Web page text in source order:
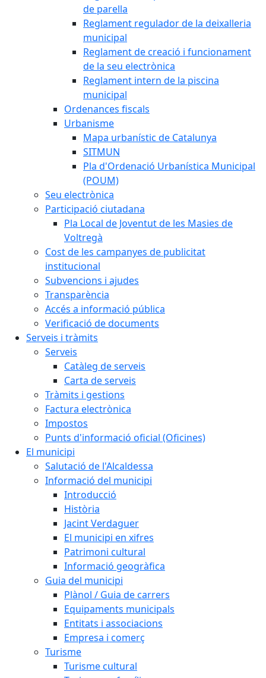
de parella
Reglament regulador de la deixalleria
municipal
Reglament de creació i funcionament
de la seu electrònica
Reglament intern de la piscina
municipal
Ordenances fiscals
Urbanisme
Mapa urbanístic de Catalunya
SITMUN
Pla d'Ordenació Urbanística Municipal
(POUM)
Seu electrònica
Participació ciutadana
Pla Local de Joventut de les Masies de
Voltregà
Cost de les campanyes de publicitat
institucional
Subvencions i ajudes
Transparència
Accés a informació pública
Verificació de documents
Serveis i tràmits
Serveis
Catàleg de serveis
Carta de serveis
Tràmits i gestions
Factura electrònica
Impostos
Punts d'informació oficial (Oficines)
El municipi
Salutació de l'Alcaldessa
Informació del municipi
Introducció
Història
Jacint Verdaguer
El municipi en xifres
Patrimoni cultural
Informació geogràfica
Guia del municipi
Plànol / Guia de carrers
Equipaments municipals
Entitats i associacions
Empresa i comerç
Turisme
Turisme cultural